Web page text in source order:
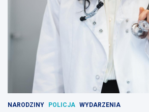
NARODZINY POLICJA WYDARZENIA